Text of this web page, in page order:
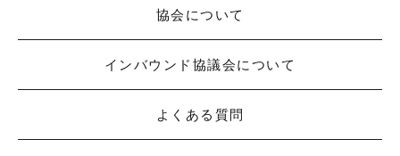
協会について
インバウンド協議会について
よくある質問